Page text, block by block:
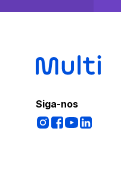
Siga-nos